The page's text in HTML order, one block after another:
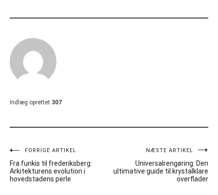
Indlæg oprettet 307
Indlægsnavigation
FORRIGE ARTIKEL
Fra funkis til frederiksberg:
Arkitekturens evolution i
hovedstadens perle
NÆSTE ARTIKEL
Universalrengøring: Den
ultimative guide til krystalklare
overflader